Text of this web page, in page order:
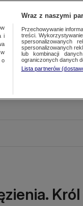
Król
i
o
Wraz z naszymi
Przechowywanie
treści.
spersonalizowanych
spersonalizowanych
lub kombinacji
ograniczonych danych
Lista partnerów